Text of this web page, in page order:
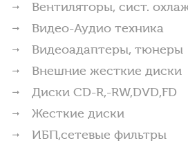
Вентиляторы, сист.
Видео-Аудио техника
Видеоадаптеры, тюнеры
Внешние жесткие диски
Диски CD-R,-RW,DVD,FD
Жесткие диски
ИБП,сетевые фильтры